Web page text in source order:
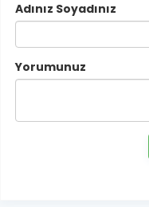
Adınız Soyadınız
Yorumunuz